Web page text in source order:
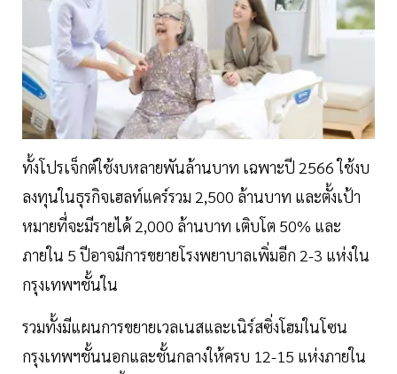
ทั้งโปรเจ็กต์ใช้งบหลายพันล้านบาท เฉพาะปี 2566 ใช้งบ
ลงทุนในธุรกิจเฮลท์แคร์รวม 2,500 ล้านบาท และตั้งเป้า
หมายที่จะมีรายได้ 2,000 ล้านบาท เติบโต 50% และ
ภายใน 5 ปีอาจมีการขยายโรงพยาบาลเพิ่มอีก 2-3 แห่งใน
กรุงเทพฯชั้นใน
รวมทั้งมีแผนการขยายเวลเนสและเนิร์สซิ่งโฮมในโซน
กรุงเทพฯชั้นนอกและชั้นกลางให้ครบ 12-15 แห่งภายใน